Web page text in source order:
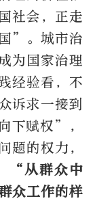
社会，正走
”。城市治
为国家治理
经验看，不
诉求一接到
下赋权”，
题的权力，
“从群众中
众工作的样